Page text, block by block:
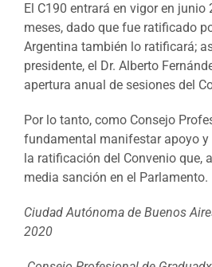
El C190 entrará en vigor en junio
meses, dado que fue ratificado
Argentina también lo ratificará;
presidente, el Dr. Alberto
apertura anual de sesiones del
Por lo tanto, como Consejo
fundamental manifestar apoyo
la ratificación del Convenio que,
media sanción en el Parlamento.
Ciudad Autónoma de Buenos
2020